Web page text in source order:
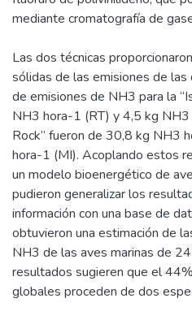
mediante cromatografía de
Las dos técnicas
sólidas de las emisiones de las
de emisiones de NH3 para la
NH3 hora-1 (RT) y 4,5 kg
Rock” fueron de 30,8 kg NH3
hora-1 (MI). Acoplando estos
un modelo bioenergético de
pudieron generalizar los
información con una base de
obtuvieron una estimación de
NH3 de las aves marinas de
resultados sugieren que el
globales proceden de dos